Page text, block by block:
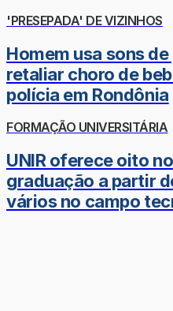
'PRESEPADA' DE VIZINHOS
Homem usa sons
retaliar choro de
polícia em Rondônia
FORMAÇÃO UNIVERSITÁRIA
UNIR oferece oito
graduação a partir
vários no campo